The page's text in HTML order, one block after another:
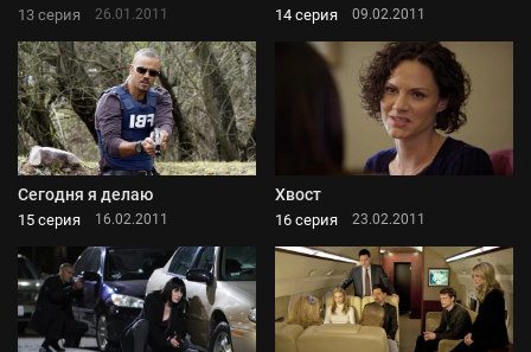
13 серия 26.01.2011 14 серия 09.02.2011
Сегодня я делаю
15 серия 16.02.2011
Хвост
16 серия 23.02.2011